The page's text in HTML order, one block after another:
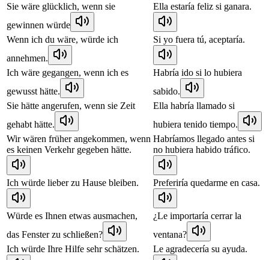
Sie wäre glücklich, wenn sie
gewinnen würde
Ella estaría feliz si ganara.
Wenn ich du wäre, würde ich
annehmen.
Si yo fuera tú, aceptaría.
Ich wäre gegangen, wenn ich es
gewusst hätte.
Habría ido si lo hubiera
sabido.
Sie hätte angerufen, wenn sie Zeit
gehabt hätte.
Ella habría llamado si
hubiera tenido tiempo.
Wir wären früher angekommen, wenn
es keinen Verkehr gegeben hätte.
Habríamos llegado antes si
no hubiera habido tráfico.
Ich würde lieber zu Hause bleiben. Preferiría quedarme en casa.
Würde es Ihnen etwas ausmachen,
das Fenster zu schließen?
¿Le importaría cerrar la
ventana?
Ich würde Ihre Hilfe sehr schätzen.
Le agradecería su ayuda.